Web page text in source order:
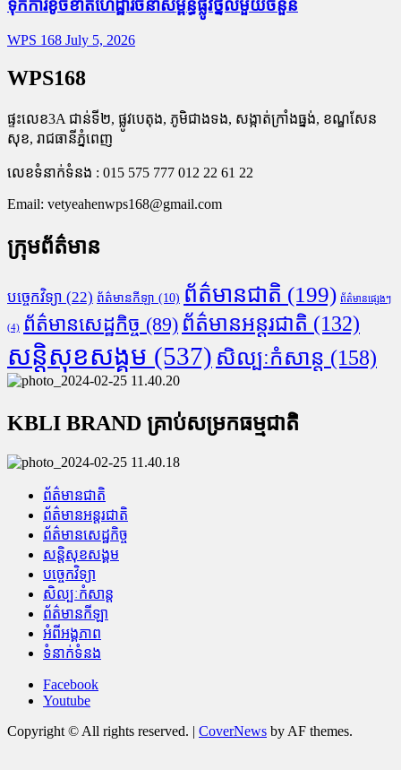
ទុក​ការ​ខូចខាត​ហេដ្ឋារចនាសម្ព័ន្ធ​ផ្លូវថ្នល់​មួយ​ចំនួន
WPS 168 July 5, 2026
WPS168
ផ្ទះលេខ3A ជាន់ទី២, ផ្លូវបេតុង, ភូមិជាងទង, សង្កាត់ក្រាំងធ្នង់, ខណ្ឌសែន
សុខ, រាជធានីភ្នំពេញ
លេខទំនាក់ទំនង : 015 575 777 012 22 61 22
Email: vetyeahenwps168@gmail.com
ក្រុមព័ត៌មាន
បច្ចេកវិទ្យា (22) ព័ត៌មានកីឡា (10) ព័ត៌មានជាតិ (199) ព័ត៌មានផ្សេងៗ
(4) ព័ត៌មានសេដ្ឋកិច្ច (89) ព័ត៌មានអន្តរជាតិ (132)
សន្តិសុខសង្គម (537) សិល្បៈកំសាន្ត (158)
KBLI BRAND គ្រាប់សម្រកធម្មជាតិ
ព័ត៌មានជាតិ
ព័ត៌មានអន្តរជាតិ
ព័ត៌មានសេដ្ឋកិច្ច
សន្តិសុខសង្គម
បច្ចេកវិទ្យា
សិល្បៈកំសាន្ត
ព័ត៌មានកីឡា
អំពីអង្គភាព
ទំនាក់ទំនង
Facebook
Youtube
Copyright © All rights reserved. | CoverNews by AF themes.